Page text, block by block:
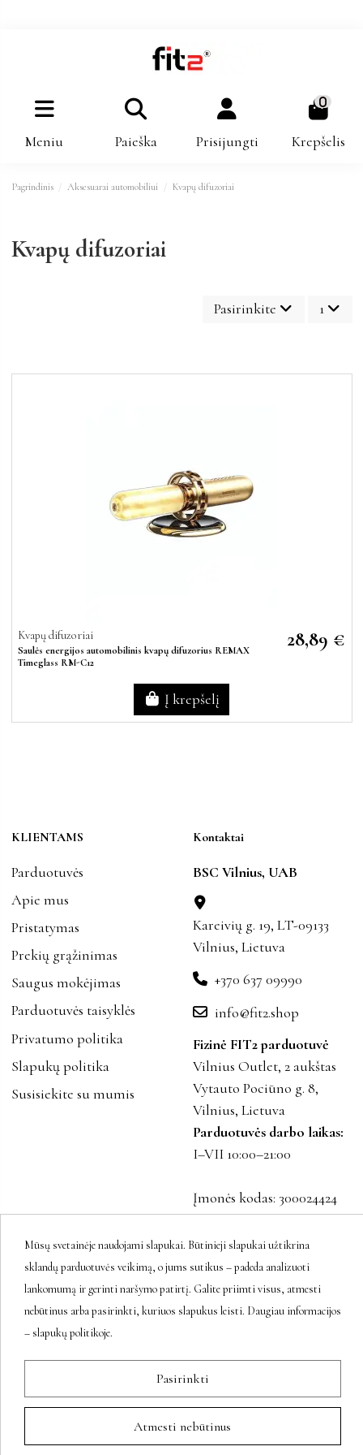
Meniu Paieška Prisijungti
0
Krepšelis
Pagrindinis Aksesuarai automobiliui Kvapų difuzoriai
Kvapų difuzoriai
Pasirinkite 1
Kvapų difuzoriai
Saulės energijos automobilinis kvapų difuzorius REMAX
Timeglass RM-C12
28,89 €
Į krepšelį
KLIENTAMS
Parduotuvės
Apie mus
Pristatymas
Prekių grąžinimas
Saugus mokėjimas
Parduotuvės taisyklės
Privatumo politika
Slapukų politika
Susisiekite su mumis
Kontaktai
BSC Vilnius, UAB
Kareivių g. 19, LT-09133
Vilnius, Lietuva
+370 637 09990
info@fit2.shop
Fizinė FIT2 parduotuvė
Vilnius Outlet, 2 aukštas
Vytauto Pociūno g. 8,
Vilnius, Lietuva
Parduotuvės darbo laikas:
I–VII 10:00–21:00
Įmonės kodas: 300024424
PVM LT100001023916
Sekite mus
Prenumeratos galėsite atsisakyti bet
Mūsų svetainėje naudojami slapukai. Būtinieji slapukai užtikrina
sklandų parduotuvės veikimą, o jums sutikus – padeda analizuoti
lankomumą ir gerinti naršymo patirtį. Galite priimti visus, atmesti
nebūtinus arba pasirinkti, kuriuos slapukus leisti. Daugiau informacijos
– slapukų politikoje.
Pasirinkti
Atmesti nebūtinus